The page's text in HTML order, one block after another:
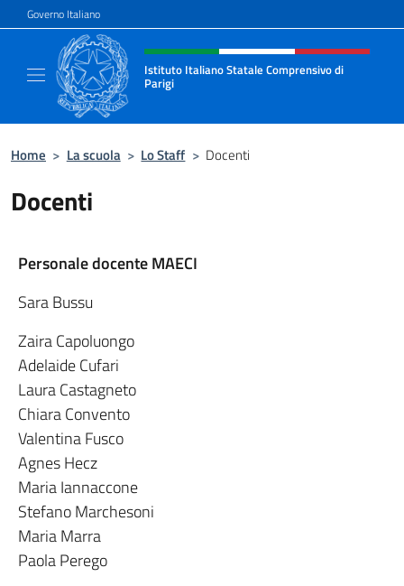
Salta al contenuto
Governo Italiano
Intestazione sito, social e menù
Istituto Italiano Statale Comprensivo di
Parigi
Home > La scuola > Lo Staff > Docenti
Docenti
Personale docente MAECI
Sara Bussu
Zaira Capoluongo
Adelaide Cufari
Laura Castagneto
Chiara Convento
Valentina Fusco
Agnes Hecz
Maria Iannaccone
Stefano Marchesoni
Maria Marra
Paola Perego